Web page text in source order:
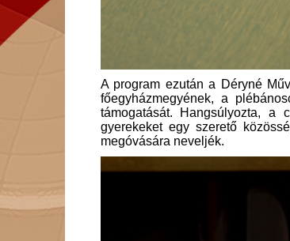
A program ezután a Déryné
főegyházmegyének, a
támogatását. Hangsúlyozta,
gyerekeket egy szerető
megóvására neveljék.